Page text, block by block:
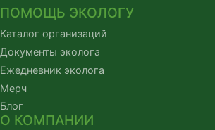
ПОМОЩЬ ЭКОЛОГУ
Каталог организаций
Документы эколога
Ежедневник эколога
Мерч
Блог
О КОМПАНИИ